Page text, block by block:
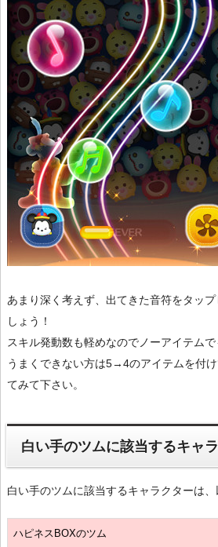
あまり深く考えず、出てきた音符をタッ
しょう！
スキル発動数も軽めなのでノーアイテムで
うまくできない方は5→4のアイテムを付
てみて下さい。
白い手のツムに該当するキャ
白い手のツムに該当するキャラクターは、
ハピネスBOXのツム